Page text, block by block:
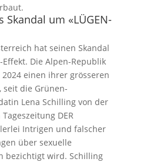
Skandal um «LÜGEN-
hat seinen Skandal
Die Alpen-Republik
einen ihrer grösseren
seit die Grünen-
Lena Schilling von der
DER
Intrigen und falscher
über sexuelle
bezichtigt wird. Schilling